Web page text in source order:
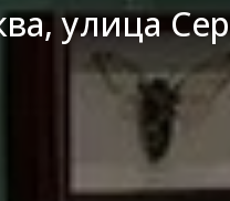
улица